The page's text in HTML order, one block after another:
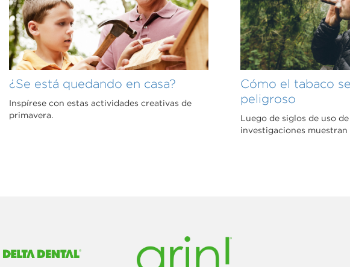
¿Se está quedando en casa?
Inspírese con estas actividades creativas de
primavera.
Cómo el tabaco
peligroso
Luego de siglos de uso
investigaciones